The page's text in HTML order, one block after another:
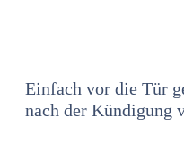
Einfach vor die Tür
nach der Kündigung